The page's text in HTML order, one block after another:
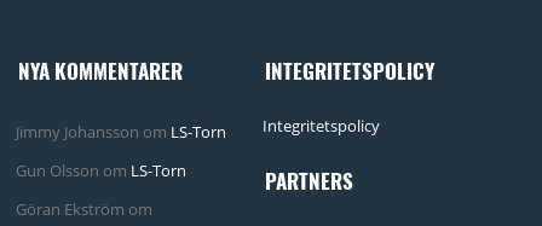
NYA KOMMENTARER
Jimmy Johansson om LS-Torn
Gun Olsson om LS-Torn
Göran Ekström om
INTEGRITETSPOLICY
Integritetspolicy
PARTNERS